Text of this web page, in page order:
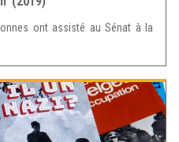
ont assisté au Sénat à la